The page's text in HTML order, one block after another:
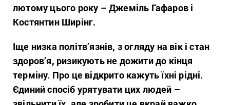
лютому цього року – Джеміль Гафаров і
Костянтин Ширінг.
Іще низка політв’язнів, з огляду на вік і стан
здоров’я, ризикують не дожити до кінця
терміну. Про це відкрито кажуть їхні рідні.
Єдиний спосіб урятувати цих людей –